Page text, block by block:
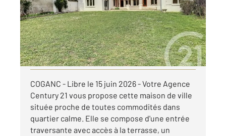
Maison à louer
950 €
par mois charges comprises
Visiter le site dédié
COGANC - Libre le 15 juin 2026 - Votre Agence
Century 21 vous propose cette maison de ville
située proche de toutes commodités dans
quartier calme. Elle se compose d'une entrée
traversante avec accès à la terrasse, un